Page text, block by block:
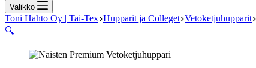
Valikko
Toni Hahto Oy | Tai-Tex Hupparit ja Colleget Vetoketjuhupparit
🔍